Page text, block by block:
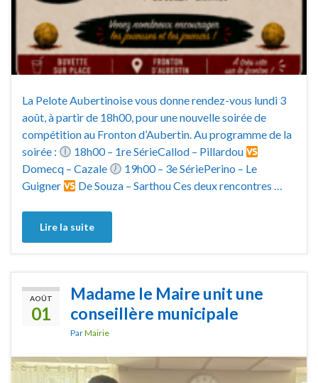
La Pelote Aubertinoise vous donne rendez-vous lundi 3
août, à partir de 18h00, pour une nouvelle soirée de
compétition au Fronton d’Aubertin. Au programme de la
soirée :
18h00 – 1re SérieCallod – Pillardou
Domecq – Cazale
19h00 – 3e SériePerino – Le
Guigner
De Souza – Sarthou Ces deux rencontres …
Lire la suite
AOÛT
01
Madame le Maire unit une
conseillère municipale
ParMairie